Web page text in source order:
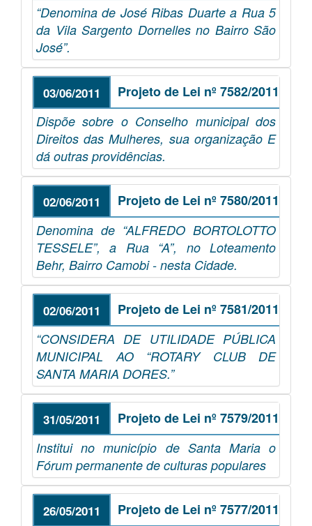
“Denomina de José Ribas Duarte a Rua 5
da Vila Sargento Dornelles no Bairro São
José”.
03/06/2011 Projeto de Lei nº 7582/2011
Dispõe sobre o Conselho municipal dos
Direitos das Mulheres, sua organização E
dá outras providências.
02/06/2011 Projeto de Lei nº 7580/2011
Denomina de “ALFREDO BORTOLOTTO
TESSELE”, a Rua “A”, no Loteamento
Behr, Bairro Camobi - nesta Cidade.
02/06/2011 Projeto de Lei nº 7581/2011
“CONSIDERA DE UTILIDADE PÚBLICA
MUNICIPAL AO “ROTARY CLUB DE
SANTA MARIA DORES.”
31/05/2011 Projeto de Lei nº 7579/2011
Institui no município de Santa Maria o
Fórum permanente de culturas populares
26/05/2011 Projeto de Lei nº 7577/2011